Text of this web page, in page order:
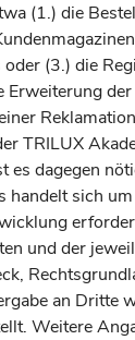
(1.) die
(3.) die
Erweiterung
TRILUX
es dagegen
handelt sich
und der
an Dritte
Weitere